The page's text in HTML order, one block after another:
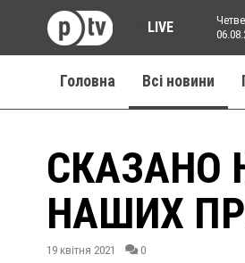
LIVE
Головна Всі новини
СКАЗАНО
НАШИХ
19 квітня 2021 0